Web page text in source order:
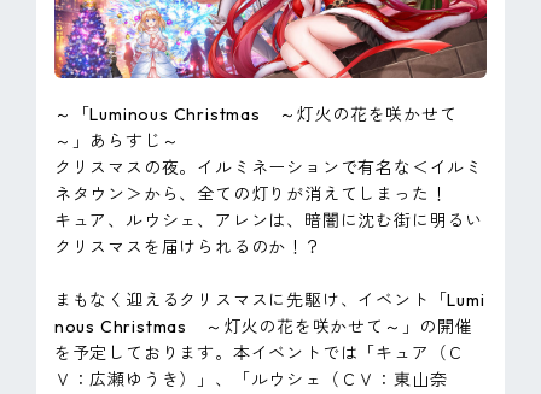
～「Luminous Christmas ～灯火の花を咲かせて
～」あらすじ～
クリスマスの夜。イルミネーションで有名な＜イルミ
ネタウン＞から、全ての灯りが消えてしまった！
キュア、ルウシェ、アレンは、暗闇に沈む街に明るい
クリスマスを届けられるのか！？
まもなく迎えるクリスマスに先駆け、イベント「Lumi
nous Christmas ～灯火の花を咲かせて～」の開催
を予定しております。本イベントでは「キュア（Ｃ
Ｖ：広瀬ゆうき）」、「ルウシェ（ＣＶ：東山奈